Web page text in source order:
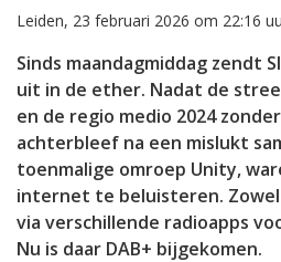
Leiden, 23 februari 2026 om 22:16
Sinds maandagmiddag zendt
uit in de ether. Nadat de
en de regio medio 2024
achterbleef na een mislukt
toenmalige omroep Unity,
internet te beluisteren. Zowel
via verschillende radioapps
Nu is daar DAB+ bijgekomen.